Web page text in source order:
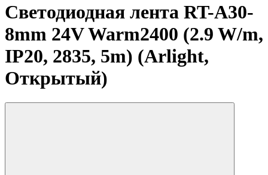
Светодиодная лента RT-A30-
8mm 24V Warm2400 (2.9 W/m,
IP20, 2835, 5m) (Arlight,
Открытый)